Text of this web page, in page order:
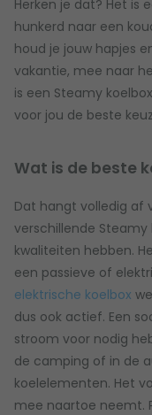
Herken je dat? Het is
hunkerd naar een
houd je jouw hapjes
vakantie, mee naar
is een Steamy
voor jou de beste
Wat is de beste
Dat hangt volledig af
verschillende
kwaliteiten hebben.
een passieve of
elektrische koelbox
dus ook actief. Een
stroom voor nodig
de camping of in de
koelelementen. Het
mee naartoe neemt.